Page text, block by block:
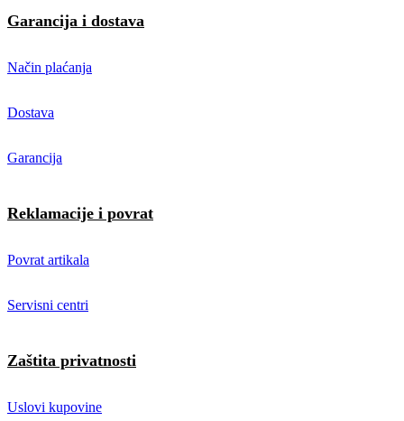
Garancija i dostava
Način plaćanja
Dostava
Garancija
Reklamacije i povrat
Povrat artikala
Servisni centri
Zaštita privatnosti
Uslovi kupovine